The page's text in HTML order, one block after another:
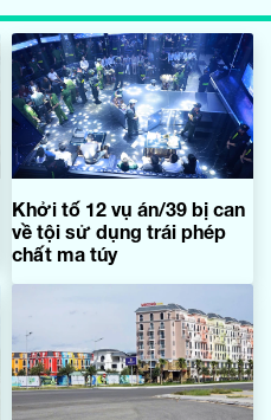
Khởi tố 12 vụ án/39 bị can
về tội sử dụng trái phép
chất ma túy